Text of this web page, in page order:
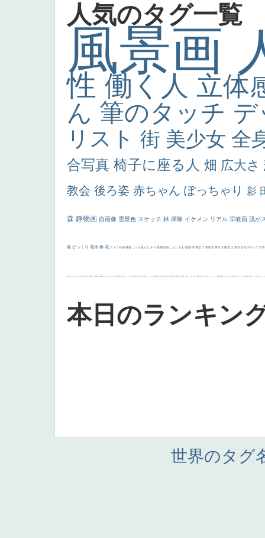
人気のタグ一覧
風景画
性 働く人 立体
ん 筆のタッチ
リスト 街 美少女 全
合写真 椅子に座る人 畑 広大さ
教会 後ろ姿 赤ちゃん ぽっちゃり 影
森 静物画 自画像 雪景色 スケッチ 林 掃除 イケメン リアル 宗教画 肌が
厳 びっくり 花畑 橋 花 カメラ目線 補色 こっち見んな キス 庭園 部屋 こんにちわ 素描 塔 青空 工場 巨木 青年 太陽 壮大 着衣 古代ギリシア 日
画質 last ヴィーナス 剣 白人少女 食事中 山本芳翠 麦 alciato ハーレム 女神 ローマ教皇 奥行き 火起こし シスター 東方の三博士 114514 かっこいい 受胎告知 天から覗き込む顔 設計図 挿絵 群衆 親子 裸婦 可愛い ピサロ ＃名画で学ぶ「たるみ」 ニーソックス 躍動感 黄色 こわい コート 畦道 レンブラント・ sekkusu 暖かい バブみ 靴下 ショッ
本日のランキン
世界のタグ